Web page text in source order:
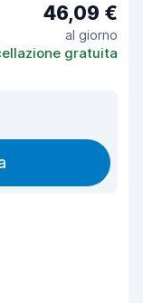
46,09 €
al giorno
gratuita